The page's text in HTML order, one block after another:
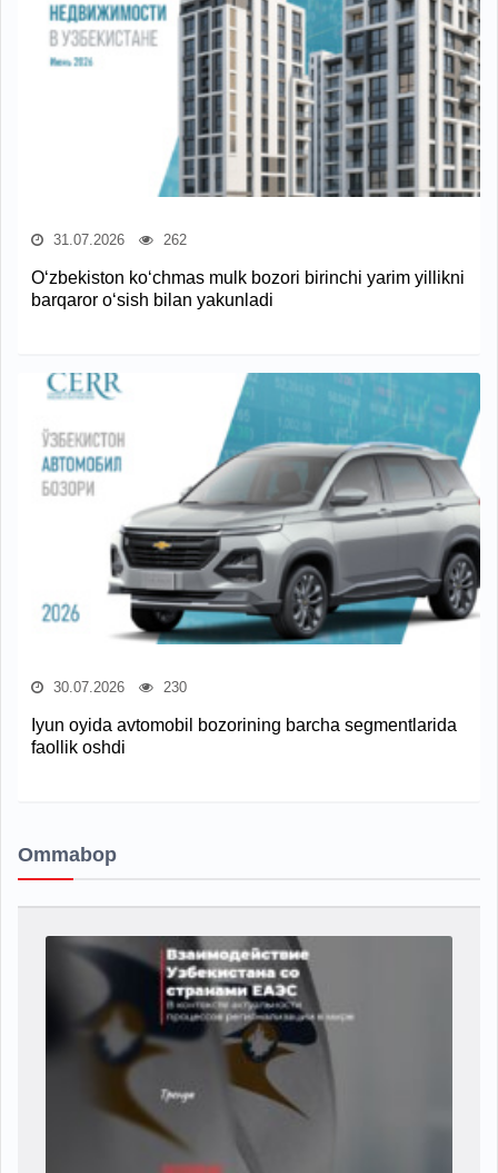
31.07.2026 262
O‘zbekiston ko‘chmas mulk bozori birinchi yarim yillikni
barqaror o‘sish bilan yakunladi
30.07.2026 230
Iyun oyida avtomobil bozorining barcha segmentlarida
faollik oshdi
Ommabop